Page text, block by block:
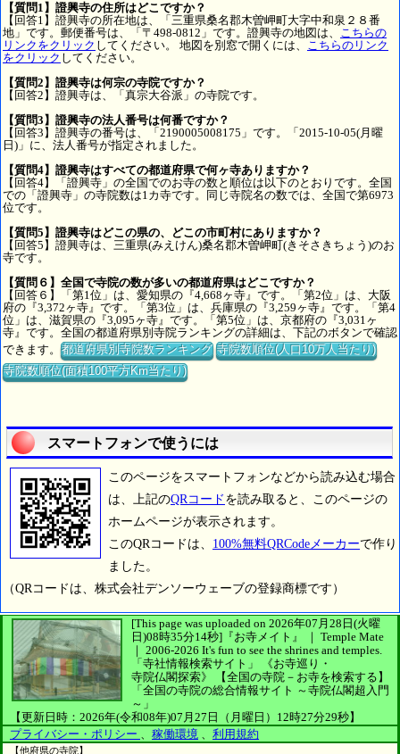
【質問1】證興寺の住所はどこですか？
【回答1】證興寺の所在地は、「三重県桑名郡木曽岬町大字中和泉２８番
地」です。郵便番号は、「〒498-0812」です。證興寺の地図は、 こちらの
リンクをクリック してください。 地図を別窓で開くには、 こちらのリンク
をクリック してください。
【質問2】證興寺は何宗の寺院ですか？
【回答2】證興寺は、「真宗大谷派」の寺院です。
【質問3】證興寺の法人番号は何番ですか？
【回答3】證興寺の番号は、「2190005008175」です。「2015-10-05(月曜
日)」に、法人番号が指定されました。
【質問4】證興寺はすべての都道府県で何ヶ寺ありますか？
【回答4】「證興寺」の全国でのお寺の数と順位は以下のとおりです。全国
での「證興寺」の寺院数は1カ寺です。同じ寺院名の数では、全国で第6973
位です。
【質問5】證興寺はどこの県の、どこの市町村にありますか？
【回答5】證興寺は、三重県(みえけん)桑名郡木曽岬町(きそさきちょう)のお
寺です。
【質問６】全国で寺院の数が多いの都道府県はどこですか？
【回答６】「第1位」は、愛知県の『4,668ヶ寺』です。「第2位」は、大阪
府の『3,372ヶ寺』です。「第3位」は、兵庫県の『3,259ヶ寺』です。「第4
位」は、滋賀県の『3,095ヶ寺』です。「第5位」は、京都府の『3,031ヶ
寺』です。全国の都道府県別寺院ランキングの詳細は、下記のボタンで確認
できます。都道府県別寺院数ランキング 寺院数順位(人口10万人当たり)
寺院数順位(面積100平方Km当たり)
スマートフォンで使うには
このページをスマートフォンなどから読み込む場合
は、上記のQRコード を読み取ると、このページの
ホームページが表示されます。
このQRコードは、 100%無料QRCodeメーカーで作り
ました。
（QRコードは、株式会社デンソーウェーブの登録商標です）
[This page was uploaded on 2026年07月28日(火曜
日)08時35分14秒] 『お寺メイト』 ｜ Temple Mate
｜ 2006-2026 It's fun to see the shrines and temples.
「寺社情報検索サイト」
《お寺巡り・
寺院仏閣探索》
【全国の寺院－お寺を検索する】
「全国の寺院の総合情報サイト ～寺院仏閣超入門
～」
【更新日時：2026年(令和08年)07月27日（月曜日）12時27分29秒】
プライバシー・ポリシー 、 稼働環境 、 利用規約
【他府県の寺院】